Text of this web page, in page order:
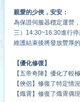
親愛的少俠，安安：
為保證伺服器穩定運營
三）14:30~16:30進行
維護結束後將發放豐厚
【優化修復】
【五帝奇陣】優化了較
【俠侶】修復了特定情
【熾霄】修復了熾霄偶